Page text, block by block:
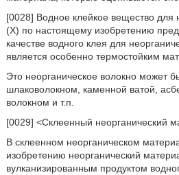
[0028] Водное клейкое вещество для
(X) по настоящему изобретению
качестве водного клея для
является особенно термостойким
Это неорганическое волокно может
шлаковолокном, каменной ватой,
волокном и т.п.
[0029] <Склеенный неорганический
В склеенном неорганическом
изобретению неорганический
вулканизированным продуктом